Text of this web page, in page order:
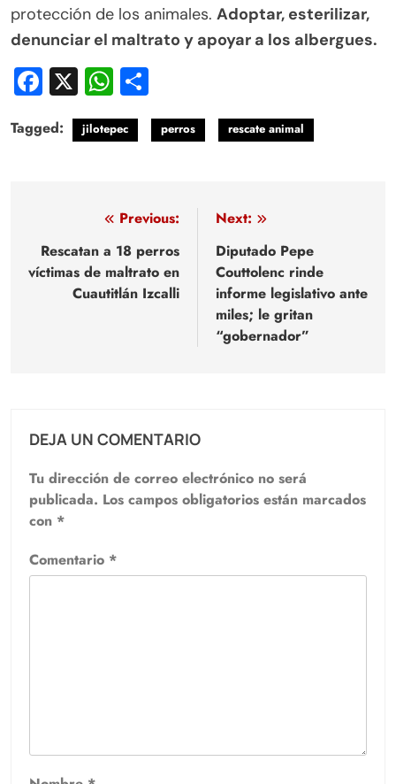
protección de los animales. Adoptar, esterilizar,
denunciar el maltrato y apoyar a los albergues.
Facebook
X WhatsApp
Tagged: jilotepec perros rescate animal
Navegación
de
entradas
Previous:
Rescatan a 18 perros
víctimas de maltrato en
Cuautitlán Izcalli
Next:
Diputado Pepe
Couttolenc rinde
informe legislativo ante
miles; le gritan
“gobernador”
DEJA UN COMENTARIO
Tu dirección de correo electrónico no será
publicada. Los campos obligatorios están marcados
con *
Comentario *